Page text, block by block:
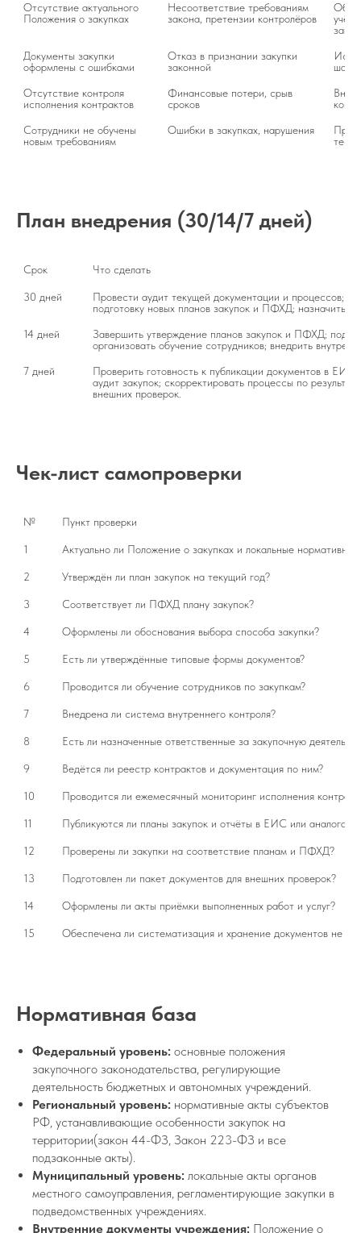
Отсутствие актуального
Положения о закупках
Несоответствие требованиям
закона, претензии контролёров
Документы закупки
оформлены с ошибками
Отказ в признании закупки
законной
Отсутствие контроля
исполнения контрактов
Финансовые потери, срыв
сроков
Сотрудники не обучены
новым требованиям
Ошибки в закупках, нарушения
План внедрения (30/14/7 дней)
Срок Что сделать
30 дней
Провести аудит текущей документации и процессов;
подготовку новых планов закупок и ПФХД; назначить
14 дней
Завершить утверждение планов закупок и ПФХД;
организовать обучение сотрудников; внедрить
7 дней
Проверить готовность к публикации документов в ЕИС
аудит закупок; скорректировать процессы по
внешних проверок.
Чек-лист самопроверки
№ Пункт проверки
1 Актуально ли Положение о закупках и локальные
2 Утверждён ли план закупок на текущий год?
3 Соответствует ли ПФХД плану закупок?
4 Оформлены ли обоснования выбора способа закупки?
5 Есть ли утверждённые типовые формы документов?
6 Проводится ли обучение сотрудников по закупкам?
7 Внедрена ли система внутреннего контроля?
8 Есть ли назначенные ответственные за закупочную
9 Ведётся ли реестр контрактов и документация по ним?
10 Проводится ли ежемесячный мониторинг исполнения
11 Публикуются ли планы закупок и отчёты в ЕИС или аналогах?
12 Проверены ли закупки на соответствие планам и ПФХД?
13 Подготовлен ли пакет документов для внешних проверок?
14 Оформлены ли акты приёмки выполненных работ и услуг?
15 Обеспечена ли систематизация и хранение документов не
Нормативная база
Федеральный уровень: основные положения
закупочного законодательства, регулирующие
деятельность бюджетных и автономных учреждений.
Региональный уровень: нормативные акты субъектов
РФ, устанавливающие особенности закупок на
территории(закон 44-ФЗ, Закон 223-ФЗ и все
подзаконные акты).
Муниципальный уровень: локальные акты органов
местного самоуправления, регламентирующие закупки в
подведомственных учреждениях.
Внутренние документы учреждения: Положение о